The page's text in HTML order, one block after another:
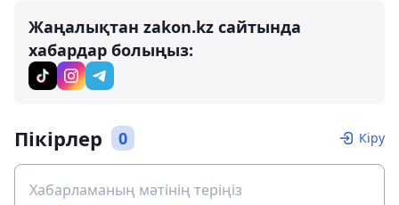
Жаңалықтан zakon.kz сайтында
хабардар болыңыз:
Пікірлер 0 Кіру